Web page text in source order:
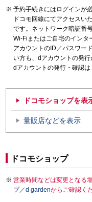
予約手続きにはログインが必
ドコモ回線にてアクセスい
です。ネットワーク暗証番
Wi-Fiまたはご自宅のインタ
アカウントのID／パスワー
い方も、dアカウントの発行
dアカウントの発行・確認は
ドコモショップを表
量販店などを表示
ドコモショップ
営業時間などは変更となる
プ／d gardenからご確認く